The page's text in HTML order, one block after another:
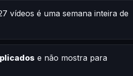
vídeos é uma semana inteira de
e não mostra para